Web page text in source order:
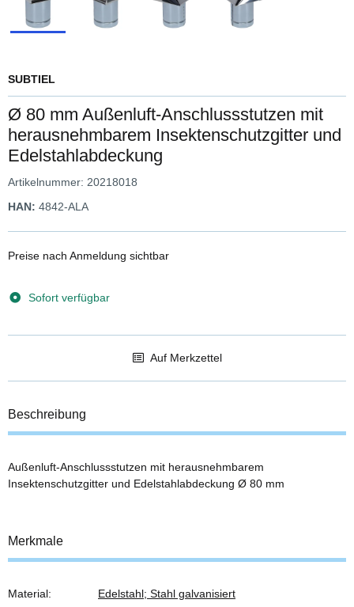
SUBTIEL
Ø 80 mm Außenluft-Anschlussstutzen mit
herausnehmbarem Insektenschutzgitter und
Edelstahlabdeckung
Artikelnummer: 20218018
HAN: 4842-ALA
Preise nach Anmeldung sichtbar
Sofort verfügbar
Auf Merkzettel
Beschreibung
Außenluft-Anschlussstutzen mit herausnehmbarem
Insektenschutzgitter und Edelstahlabdeckung Ø 80 mm
Merkmale
Produkteigenschaft
Wert
Material:
Edelstahl; Stahl galvanisiert